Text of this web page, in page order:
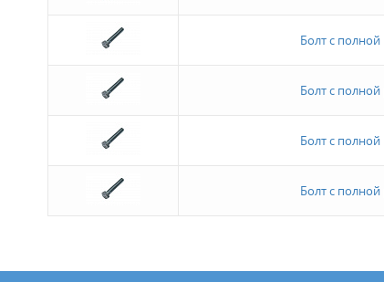
Болт с
Болт с
Болт с
Болт с